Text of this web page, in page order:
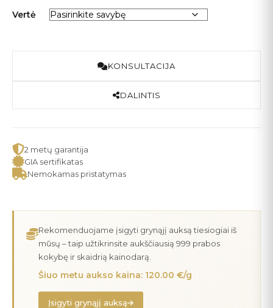
Vertė
KONSULTACIJA
DALINTIS
2 metų garantija
GIA sertifikatas
Nemokamas pristatymas
Rekomenduojame įsigyti grynąjį auksą tiesiogiai iš
mūsų – taip užtikrinsite aukščiausią 999 prabos
kokybę ir skaidrią kainodarą.
Šiuo metu aukso kaina: 120.00 €/g
Įsigyti grynąjį auksą